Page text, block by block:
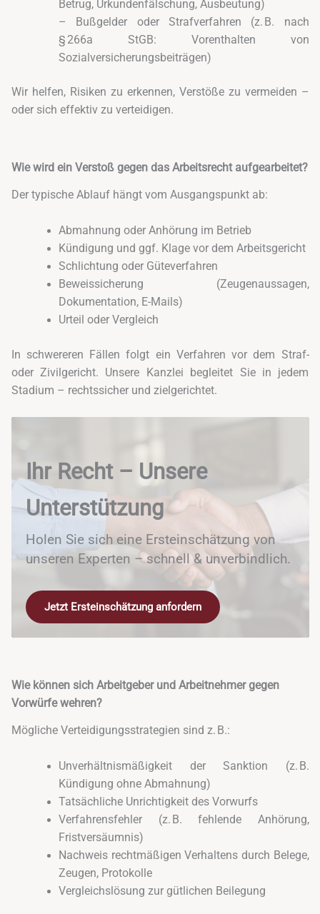
Betrug, Urkundenfälschung, Ausbeutung)
– Bußgelder oder Strafverfahren (z. B. nach
§ 266a StGB: Vorenthalten von
Sozialversicherungsbeiträgen)
Wir helfen, Risiken zu erkennen, Verstöße zu vermeiden –
oder sich effektiv zu verteidigen.
Wie wird ein Verstoß gegen das Arbeitsrecht aufgearbeitet?
Der typische Ablauf hängt vom Ausgangspunkt ab:
Abmahnung oder Anhörung im Betrieb
Kündigung und ggf. Klage vor dem Arbeitsgericht
Schlichtung oder Güteverfahren
Beweissicherung (Zeugenaussagen,
Dokumentation, E-Mails)
Urteil oder Vergleich
In schwereren Fällen folgt ein Verfahren vor dem Straf-
oder Zivilgericht. Unsere Kanzlei begleitet Sie in jedem
Stadium – rechtssicher und zielgerichtet.
Ihr Recht – Unsere
Unterstützung
Holen Sie sich eine Ersteinschätzung von
unseren Experten – schnell & unverbindlich.
Jetzt Ersteinschätzung anfordern
Wie können sich Arbeitgeber und Arbeitnehmer gegen
Vorwürfe wehren?
Mögliche Verteidigungsstrategien sind z. B.:
Unverhältnismäßigkeit der Sanktion (z. B.
Kündigung ohne Abmahnung)
Tatsächliche Unrichtigkeit des Vorwurfs
Verfahrensfehler (z. B. fehlende Anhörung,
Fristversäumnis)
Nachweis rechtmäßigen Verhaltens durch Belege,
Zeugen, Protokolle
Vergleichslösung zur gütlichen Beilegung